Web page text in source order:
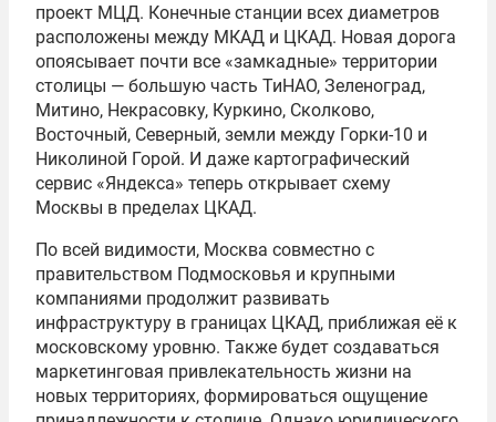
проект МЦД. Конечные станции всех диаметров
расположены между МКАД и ЦКАД. Новая дорога
опоясывает почти все «замкадные» территории
столицы — большую часть ТиНАО, Зеленоград,
Митино, Некрасовку, Куркино, Сколково,
Восточный, Северный, земли между Горки-10 и
Николиной Горой. И даже картографический
сервис «Яндекса» теперь открывает схему
Москвы в пределах ЦКАД.
По всей видимости, Москва совместно с
правительством Подмосковья и крупными
компаниями продолжит развивать
инфраструктуру в границах ЦКАД, приближая её к
московскому уровню. Также будет создаваться
маркетинговая привлекательность жизни на
новых территориях, формироваться ощущение